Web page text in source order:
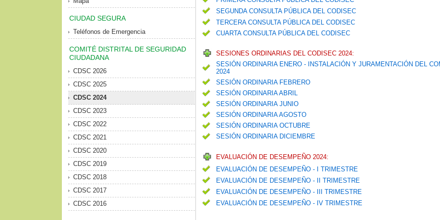
CIUDAD SEGURA
Teléfonos de Emergencia
COMITÉ DISTRITAL DE SEGURIDAD
CIUDADANA
CDSC 2026
CDSC 2025
CDSC 2024
CDSC 2023
CDSC 2022
CDSC 2021
CDSC 2020
CDSC 2019
CDSC 2018
CDSC 2017
CDSC 2016
SEGUNDA CONSULTA PÚBLICA DEL CODISEC
TERCERA CONSULTA PÚBLICA DEL CODISEC
CUARTA CONSULTA PÚBLICA DEL CODISEC
SESIONES ORDINARIAS DEL CODISEC 2024:
SESIÓN ORDINARIA ENERO - INSTALACIÓN Y JURAMENTACIÓN DEL
2024
SESIÓN ORDINARIA FEBRERO
SESIÓN ORDINARIA ABRIL
SESIÓN ORDINARIA JUNIO
SESIÓN ORDINARIA AGOSTO
SESIÓN ORDINARIA OCTUBRE
SESIÓN ORDINARIA DICIEMBRE
EVALUACIÓN DE DESEMPEÑO 2024:
EVALUACIÓN DE DESEMPEÑO - I TRIMESTRE
EVALUACIÓN DE DESEMPEÑO - II TRIMESTRE
EVALUACIÓN DE DESEMPEÑO - III TRIMESTRE
EVALUACIÓN DE DESEMPEÑO - IV TRIMESTRE